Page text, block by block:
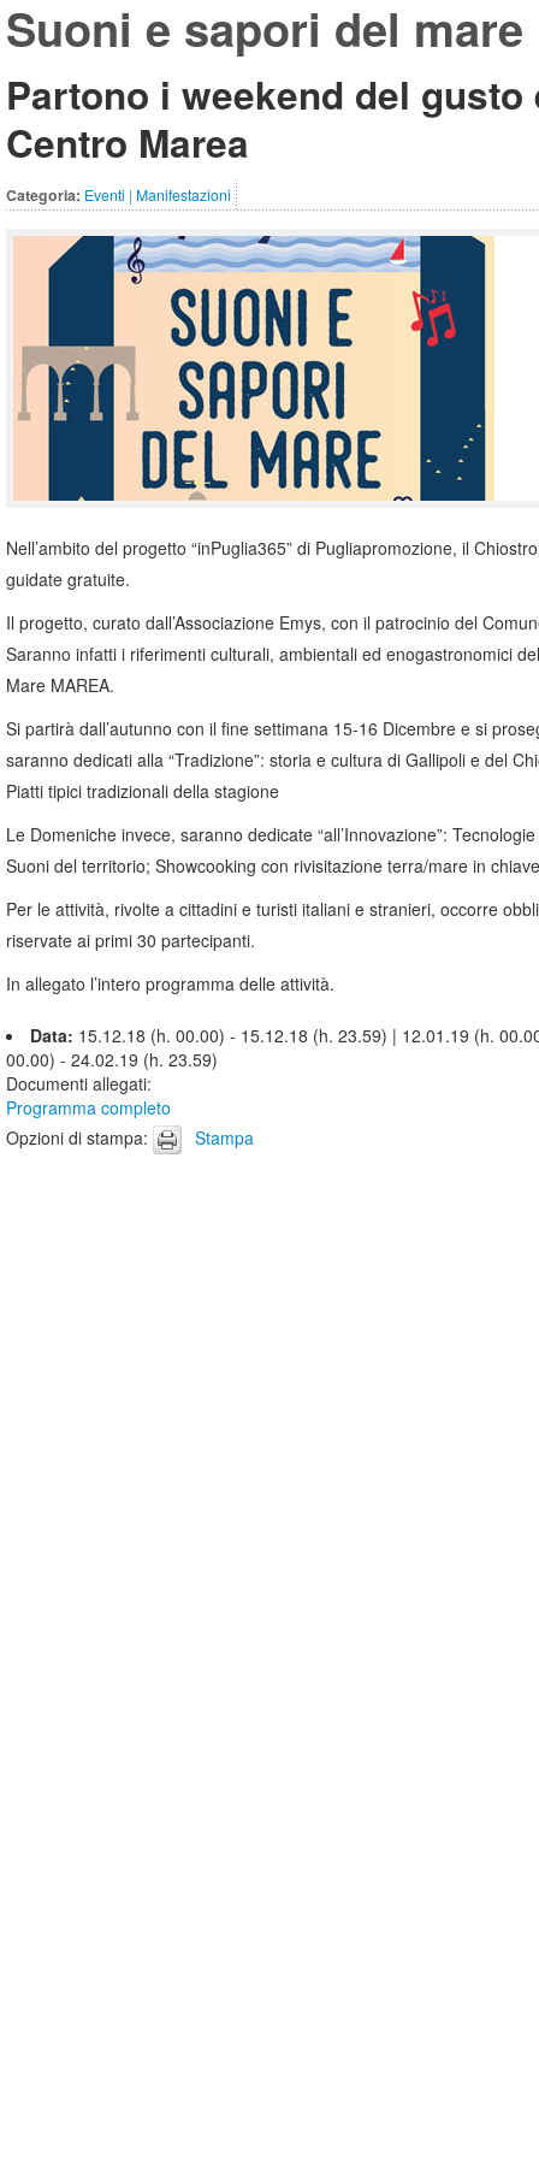
Suoni e sapori del mare
Partono i weekend del
Centro Marea
Categoria: Eventi | Manifestazioni
Nell’ambito del progetto “inPuglia365” di Pugliapromozione, il
guidate gratuite.
Il progetto, curato dall’Associazione Emys, con il patrocinio del
Saranno infatti i riferimenti culturali, ambientali ed enogastronomici
Mare MAREA.
Si partirà dall’autunno con il fine settimana 15-16 Dicembre e si
saranno dedicati alla “Tradizione”: storia e cultura di Gallipoli e del
Piatti tipici tradizionali della stagione
Le Domeniche invece, saranno dedicate “all’Innovazione”:
Suoni del territorio; Showcooking con rivisitazione terra/mare in
Per le attività, rivolte a cittadini e turisti italiani e stranieri, occorre
riservate ai primi 30 partecipanti.
In allegato l’intero programma delle attività.
Data: 15.12.18 (h. 00.00) - 15.12.18 (h. 23.59) | 12.01.19 (h.
00.00) - 24.02.19 (h. 23.59)
Documenti allegati:
Programma completo
Opzioni di stampa: Stampa